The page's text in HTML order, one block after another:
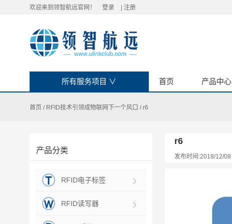
欢迎来到领智航远官网！ 登录 注册
所有服务项目 ∨ 首页 产品中心
首页 / RFID技术引领成物联网下一个风口 /r6
产品分类
RFID电子标签
RFID读写器
r6
发布时间:2018/12/08